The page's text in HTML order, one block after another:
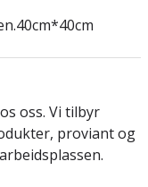
oss. Vi tilbyr
proviant og